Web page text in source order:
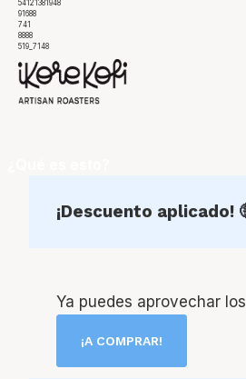
54121381948
91688
741
8888
519_7148
¡Descuento aplicado!
Ya puedes aprovechar
¡A COMPRAR!